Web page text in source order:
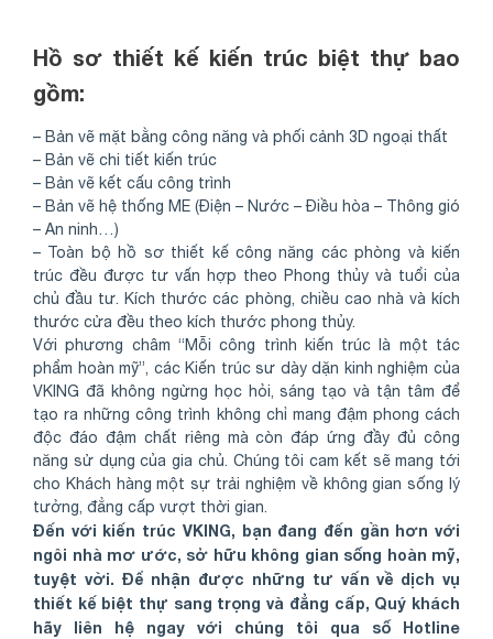
Hồ sơ thiết kế kiến trúc biệt thự bao
gồm:
– Bản vẽ mặt bằng công năng và phối cảnh 3D ngoại thất
– Bản vẽ chi tiết kiến trúc
– Bản vẽ kết cấu công trình
– Bản vẽ hệ thống ME (Điện – Nước – Điều hòa – Thông gió
– An ninh…)
– Toàn bộ hồ sơ thiết kế công năng các phòng và kiến
trúc đều được tư vấn hợp theo Phong thủy và tuổi của
chủ đầu tư. Kích thước các phòng, chiều cao nhà và kích
thước cửa đều theo kích thước phong thủy.
Với phương châm “Mỗi công trình kiến trúc là một tác
phẩm hoàn mỹ”, các Kiến trúc sư dày dặn kinh nghiệm của
VKING đã không ngừng học hỏi, sáng tạo và tận tâm để
tạo ra những công trình không chỉ mang đậm phong cách
độc đáo đậm chất riêng mà còn đáp ứng đầy đủ công
năng sử dụng của gia chủ. Chúng tôi cam kết sẽ mang tới
cho Khách hàng một sự trải nghiệm về không gian sống lý
tưởng, đẳng cấp vượt thời gian.
Đến với kiến trúc VKING, bạn đang đến gần hơn với
ngôi nhà mơ ước, sở hữu không gian sống hoàn mỹ,
tuyệt vời. Để nhận được những tư vấn về dịch vụ
thiết kế biệt thự sang trọng và đẳng cấp, Quý khách
hãy liên hệ ngay với chúng tôi qua số Hotline